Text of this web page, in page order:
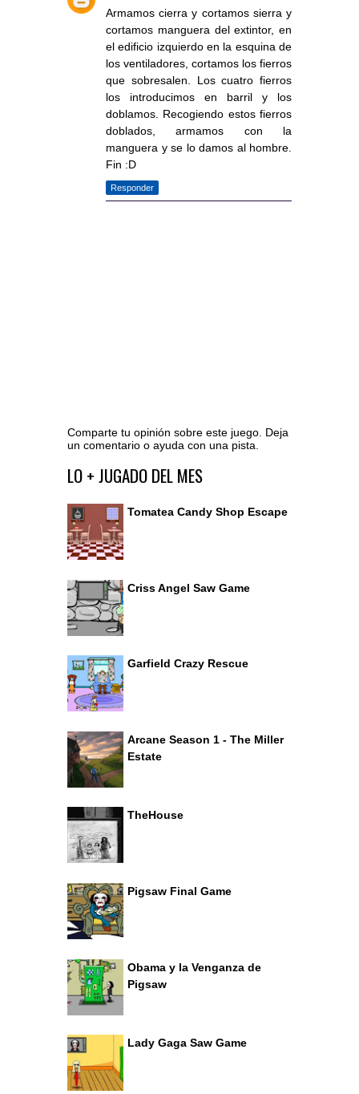
Armamos cierra y cortamos sierra y
cortamos manguera del extintor, en
el edificio izquierdo en la esquina de
los ventiladores, cortamos los fierros
que sobresalen. Los cuatro fierros
los introducimos en barril y los
doblamos. Recogiendo estos fierros
doblados, armamos con la
manguera y se lo damos al hombre.
Fin :D
Responder
Comparte tu opinión sobre este juego. Deja
un comentario o ayuda con una pista.
Ir al editor de comentarios
LO + JUGADO DEL MES
Tomatea Candy Shop Escape
Criss Angel Saw Game
Garfield Crazy Rescue
Arcane Season 1 - The Miller
Estate
TheHouse
Pigsaw Final Game
Obama y la Venganza de
Pigsaw
Lady Gaga Saw Game